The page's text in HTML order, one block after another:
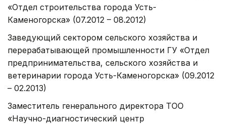
«Отдел строительства города Усть-
Каменогорска» (07.2012 – 08.2012)
Заведующий сектором сельского хозяйства и
перерабатывающей промышленности ГУ «Отдел
предпринимательства, сельского хозяйства и
ветеринарии города Усть-Каменогорска» (09.2012
– 02.2013)
Заместитель генерального директора ТОО
«Научно-диагностический центр